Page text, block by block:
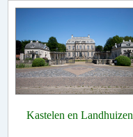
Kastelen en Landhuizen